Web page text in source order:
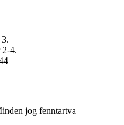
2-4.
jog fenntartva